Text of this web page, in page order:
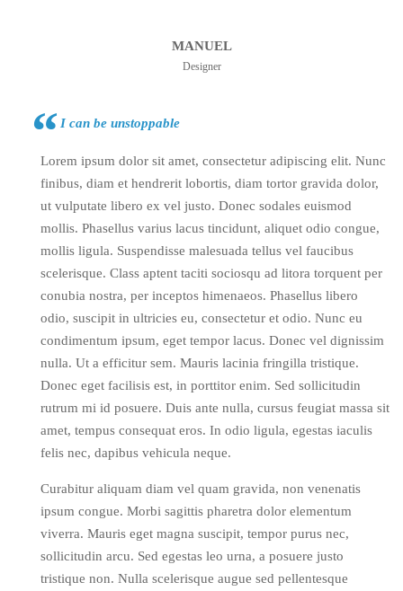
MANUEL
Designer
I can be unstoppable
Lorem ipsum dolor sit amet, consectetur adipiscing elit. Nunc
finibus, diam et hendrerit lobortis, diam tortor gravida dolor,
ut vulputate libero ex vel justo. Donec sodales euismod
mollis. Phasellus varius lacus tincidunt, aliquet odio congue,
mollis ligula. Suspendisse malesuada tellus vel faucibus
scelerisque. Class aptent taciti sociosqu ad litora torquent per
conubia nostra, per inceptos himenaeos. Phasellus libero
odio, suscipit in ultricies eu, consectetur et odio. Nunc eu
condimentum ipsum, eget tempor lacus. Donec vel dignissim
nulla. Ut a efficitur sem. Mauris lacinia fringilla tristique.
Donec eget facilisis est, in porttitor enim. Sed sollicitudin
rutrum mi id posuere. Duis ante nulla, cursus feugiat massa sit
amet, tempus consequat eros. In odio ligula, egestas iaculis
felis nec, dapibus vehicula neque.
Curabitur aliquam diam vel quam gravida, non venenatis
ipsum congue. Morbi sagittis pharetra dolor elementum
viverra. Mauris eget magna suscipit, tempor purus nec,
sollicitudin arcu. Sed egestas leo urna, a posuere justo
tristique non. Nulla scelerisque augue sed pellentesque